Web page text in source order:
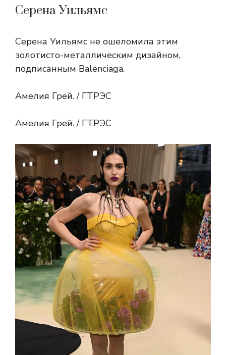
Серена Уильямс
Серена Уильямс не ошеломила этим
золотисто-металлическим дизайном,
подписанным Balenciaga.
Амелия Грей. / ГТРЭС
Амелия Грей. / ГТРЭС